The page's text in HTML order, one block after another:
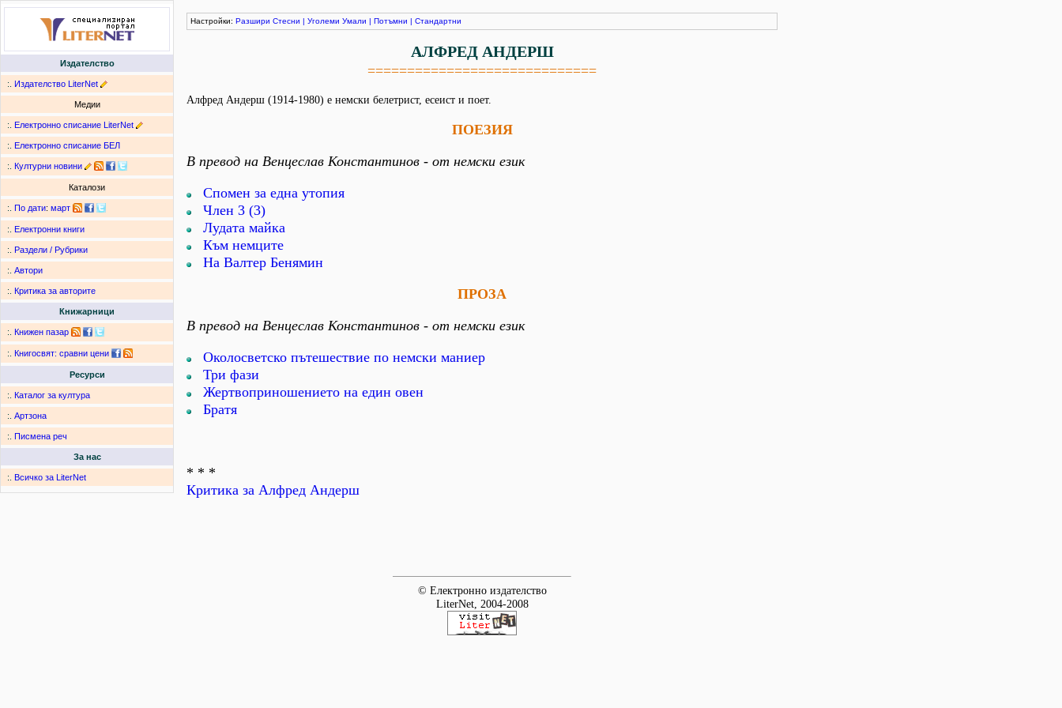
Издателство
:. Издателство LiterNet
Медии
:. Електронно списание LiterNet
:. Електронно списание БЕЛ
:. Културни новини
Каталози
:. По дати: март
:. Електронни книги
:. Раздели / Рубрики
:. Автори
:. Критика за авторите
Книжарници
:. Книжен пазар
:. Книгосвят: сравни цени
Ресурси
:. Каталог за култура
:. Артзона
:. Писмена реч
За нас
:. Всичко за LiterNet
Настройки: Разшири Стесни | Уголеми Умали | Потъмни | Стандартни
АЛФРЕД АНДЕРШ
=============================
Алфред Андерш (1914-1980) е немски белетрист, есеист и поет.
ПОЕЗИЯ
В превод на Венцеслав Константинов - от немски език
Спомен за една утопия
Член 3 (3)
Лудата майка
Към немците
На Валтер Бенямин
ПРОЗА
В превод на Венцеслав Константинов - от немски език
Околосветско пътешествие по немски маниер
Три фази
Жертвоприношението на един овен
Братя
* * *
Критика за Алфред Андерш
© Електронно издателство
LiterNet, 2004-2008